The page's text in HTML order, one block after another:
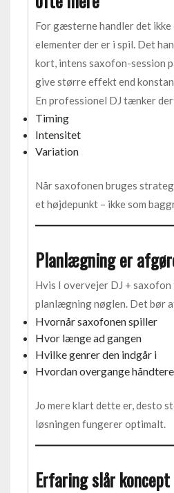
For gæsterne handler det ikke
elementer der er i spil. Det
kort, intens saxofon-session
give større effekt end
En professionel DJ tænker
Timing
Intensitet
Variation
Når saxofonen bruges
et højdepunkt – ikke som
Planlægning er
Hvis I overvejer DJ +
planlægning nøglen. Det bør
Hvornår saxofonen spiller
Hvor længe ad gangen
Hvilke genrer den indgår i
Hvordan overgange
Jo mere klart dette er, desto
løsningen fungerer optimalt.
Erfaring slår koncept